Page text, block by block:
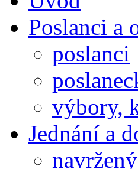
Poslanci a
poslanci
výbory,
Jednání a